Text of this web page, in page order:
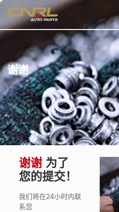
谢谢
谢谢 为了
您的提交！
我们将在24小时内联
系您